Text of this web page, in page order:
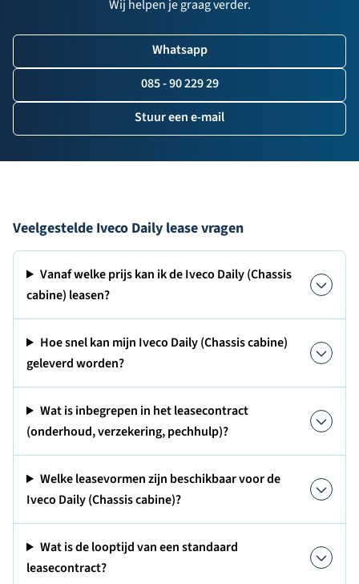
Wij helpen je graag verder.
Whatsapp
085 - 90 229 29
Stuur een e-mail
Veelgestelde Iveco Daily lease vragen
Vanaf welke prijs kan ik de Iveco Daily (Chassis
cabine) leasen?
Hoe snel kan mijn Iveco Daily (Chassis cabine)
geleverd worden?
Wat is inbegrepen in het leasecontract
(onderhoud, verzekering, pechhulp)?
Welke leasevormen zijn beschikbaar voor de
Iveco Daily (Chassis cabine)?
Wat is de looptijd van een standaard
leasecontract?